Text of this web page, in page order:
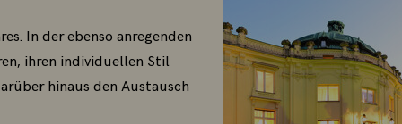
In der ebenso anregenden
ihren individuellen Stil
hinaus den Austausch